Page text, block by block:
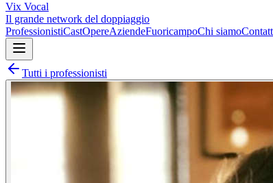
Vix Vocal
Il grande network del doppiaggio
ProfessionistiCastOpereAziendeFuoricampoChi siamo
Tutti i professionisti